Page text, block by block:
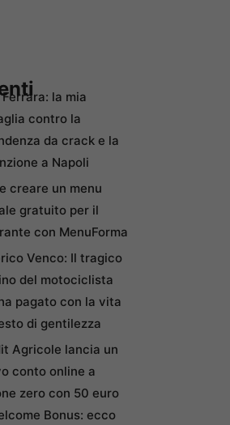
la mia
contro la
da crack e la
a Napoli
creare un menu
gratuito per il
con MenuForma
Venco: Il tragico
del motociclista
pagato con la vita
di gentilezza
Agricole lancia un
conto online a
zero con 50 euro
Bonus: ecco